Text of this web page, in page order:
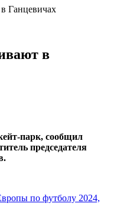
Ганцевичах
в
парк, сообщил
председателя
по футболу 2024,